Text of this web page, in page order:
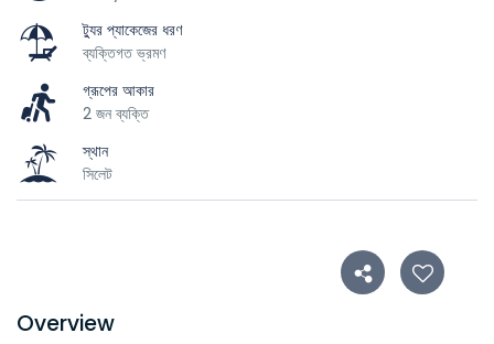
ট্যুর প্যাকেজের ধরণ
ব্যক্তিগত ভ্রমণ
গ্রূপের আকার
2 জন ব্যক্তি
স্থান
সিলেট
Overview